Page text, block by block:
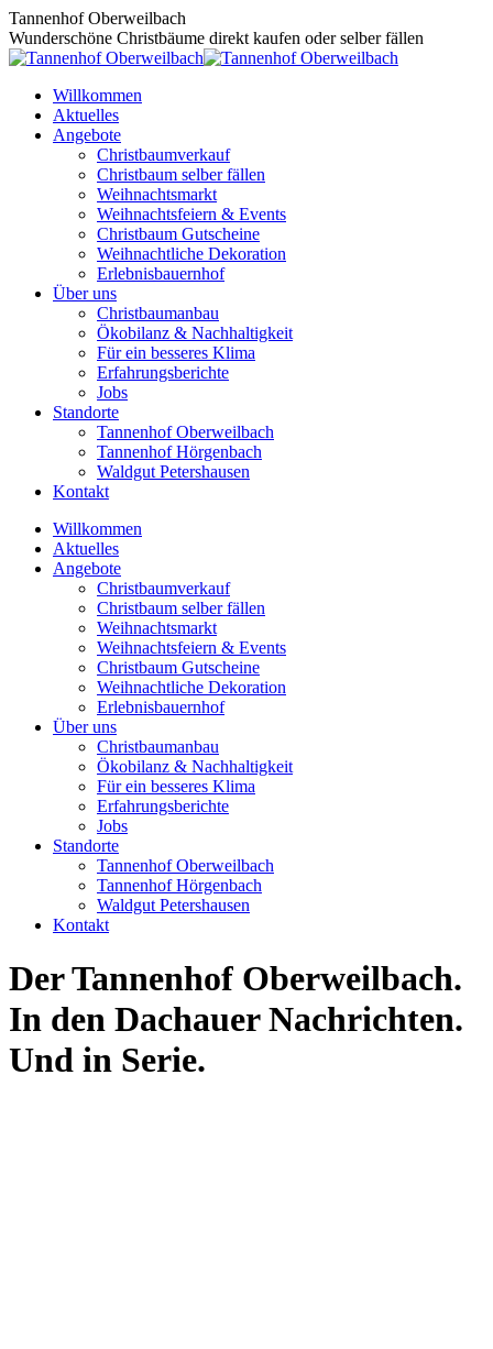
Zum
Inhalt
springen
Tannenhof Oberweilbach
Wunderschöne Christbäume direkt kaufen oder selber fällen
Willkommen
Aktuelles
Angebote
Christbaumverkauf
Christbaum selber fällen
Weihnachtsmarkt
Weihnachtsfeiern & Events
Christbaum Gutscheine
Weihnachtliche Dekoration
Erlebnisbauernhof
Über uns
Christbaumanbau
Ökobilanz & Nachhaltigkeit
Für ein besseres Klima
Erfahrungsberichte
Jobs
Standorte
Tannenhof Oberweilbach
Tannenhof Hörgenbach
Waldgut Petershausen
Kontakt
Willkommen
Aktuelles
Angebote
Christbaumverkauf
Christbaum selber fällen
Weihnachtsmarkt
Weihnachtsfeiern & Events
Christbaum Gutscheine
Weihnachtliche Dekoration
Erlebnisbauernhof
Über uns
Christbaumanbau
Ökobilanz & Nachhaltigkeit
Für ein besseres Klima
Erfahrungsberichte
Jobs
Standorte
Tannenhof Oberweilbach
Tannenhof Hörgenbach
Waldgut Petershausen
Kontakt
Der Tannenhof Oberweilbach.
In den Dachauer Nachrichten.
Und in Serie.